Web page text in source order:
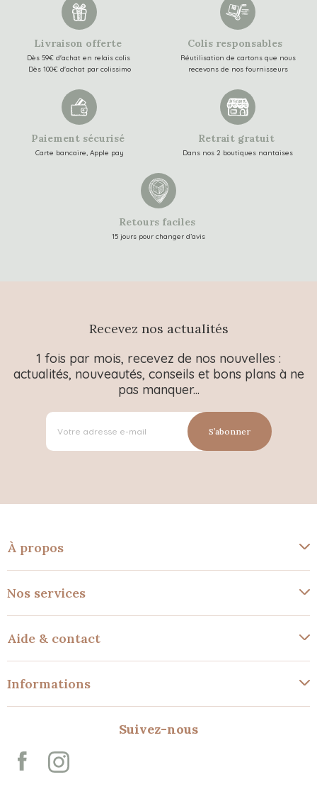
Livraison offerte
Dès 59€ d'achat en relais colis
Dès 100€ d'achat par colissimo
Colis responsables
Réutilisation de cartons que nous
recevons de nos fournisseurs
Paiement sécurisé
Carte bancaire, Apple pay
Retrait gratuit
Dans nos 2 boutiques nantaises
Retours faciles
15 jours pour changer d’avis
Recevez nos actualités
1 fois par mois, recevez de nos nouvelles :
actualités, nouveautés, conseils et bons plans à ne
pas manquer...
S’abonner
À propos
Nos services
Aide & contact
Informations
Suivez-nous